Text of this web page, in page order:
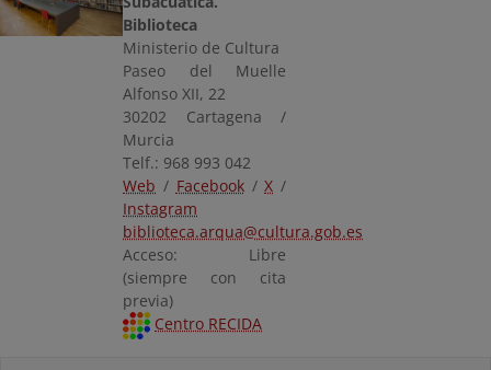
Biblioteca
Ministerio de Cultura
Paseo del Muelle
Alfonso XII, 22
30202 Cartagena /
Murcia
Telf.: 968 993 042
Web / Facebook/X /
Instagram
biblioteca.arqua@cultura.gob.es
Acceso: Libre
(siempre con cita
previa)
Centro RECIDA